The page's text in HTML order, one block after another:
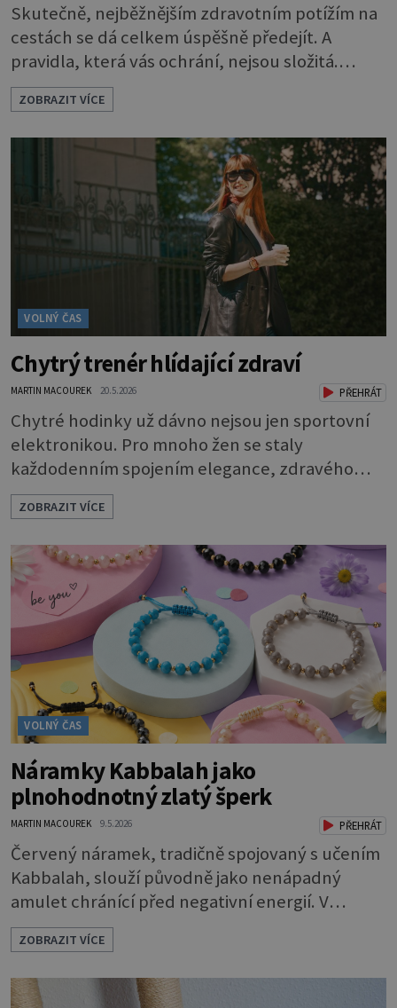
Skutečně, nejběžnějším zdravotním potížím na
cestách se dá celkem úspěšně předejít. A
pravidla, která vás ochrání, nejsou složitá.
Riziko na talíři Drtivou většinu cestovatelských
průjmů vyvolávají fekální bakterie. Do kuchyně
se mohou dostat s přirozeně hnojenou
zeleninou a při nedostatečné hygieně při
přípravě a výdeji jídla se snadno rozšíří ze
zeleninového salátu i na další potraviny. Dobro
ZOBRAZIT VÍCE
VOLNÝ ČAS
Chytrý trenér hlídající zdraví
MARTIN MACOUREK 20.5.2026 PŘEHRÁT
Chytré hodinky už dávno nejsou jen sportovní
elektronikou. Pro mnoho žen se staly
každodenním spojením elegance, zdravého
životního stylu a moderních technologií.
Huawei dnes ukazuje, že smartwatch mohou
působit stejně stylově jako klasické hodinky — a
současně nabídnout překvapivě sofistikované
funkce pro péči o zdraví i aktivní život.
Elegantní design, tenké profily, kvalitní
materiály a
ZOBRAZIT VÍCE
VOLNÝ ČAS
Náramky Kabbalah jako
plnohodnotný zlatý šperk
MARTIN MACOUREK 9.5.2026 PŘEHRÁT
Červený náramek, tradičně spojovaný s učením
Kabbalah, slouží původně jako nenápadný
amulet chránící před negativní energií. V
současné šperkařské tvorbě se však tento
symbol posouvá na zcela novou úroveň. Značka
Aurino racionálně spojuje historický význam
červené šňůrky s trvalou hodnotou drahého
ZOBRAZIT VÍCE